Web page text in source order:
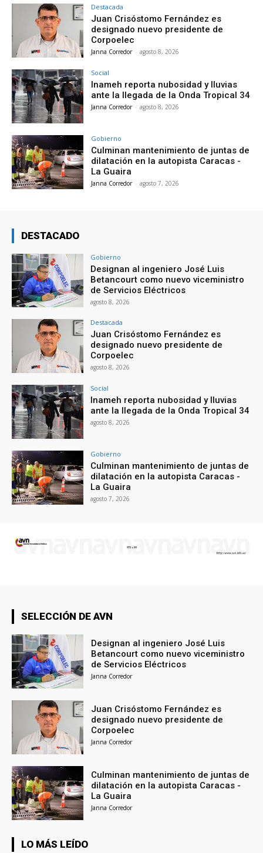
Destacada
Juan Crisóstomo Fernández es
designado nuevo presidente de
Corpoelec
Janna Corredor - agosto 8, 2026
Social
Inameh reporta nubosidad y lluvias
ante la llegada de la Onda Tropical 34
Janna Corredor - agosto 8, 2026
Gobierno
Culminan mantenimiento de juntas de
dilatación en la autopista Caracas -
La Guaira
Janna Corredor - agosto 7, 2026
DESTACADO
Gobierno
Designan al ingeniero José Luis
Betancourt como nuevo viceministro
de Servicios Eléctricos
agosto 8, 2026
Destacada
Juan Crisóstomo Fernández es
designado nuevo presidente de
Corpoelec
agosto 8, 2026
Social
Inameh reporta nubosidad y lluvias
ante la llegada de la Onda Tropical 34
agosto 8, 2026
Gobierno
Culminan mantenimiento de juntas de
dilatación en la autopista Caracas -
La Guaira
agosto 7, 2026
SELECCIÓN DE AVN
Designan al ingeniero José Luis
Betancourt como nuevo viceministro
de Servicios Eléctricos
Janna Corredor
Juan Crisóstomo Fernández es
designado nuevo presidente de
Corpoelec
Janna Corredor
Culminan mantenimiento de juntas de
dilatación en la autopista Caracas -
La Guaira
Janna Corredor
LO MÁS LEÍDO